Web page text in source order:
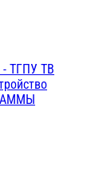
- ТГПУ ТВ